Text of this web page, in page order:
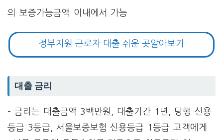
의 보증가능금액 이내에서 가능
정부지원 근로자 대출 쉬운 곳알아보기
대출 금리
– 금리는 대출금액 3백만원, 대출기간 1년, 당행 신용
등급 3등급, 서울보증보험 신용등급 1등급 고객에게